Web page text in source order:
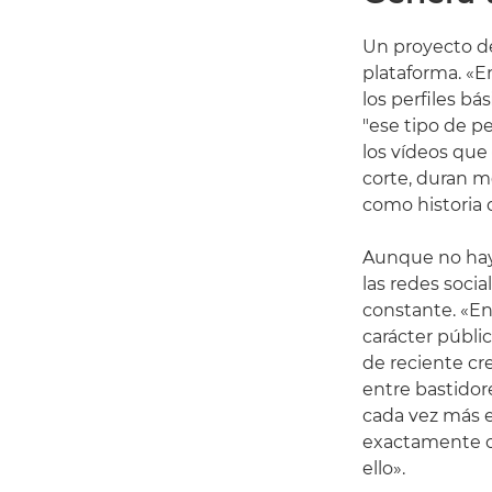
Un proyecto
plataforma.
los perfiles
"ese tipo de
los vídeos
corte, duran
como historia
Aunque no
las redes
constante.
carácter
de reciente
entre
cada vez más
exactamente
ello».